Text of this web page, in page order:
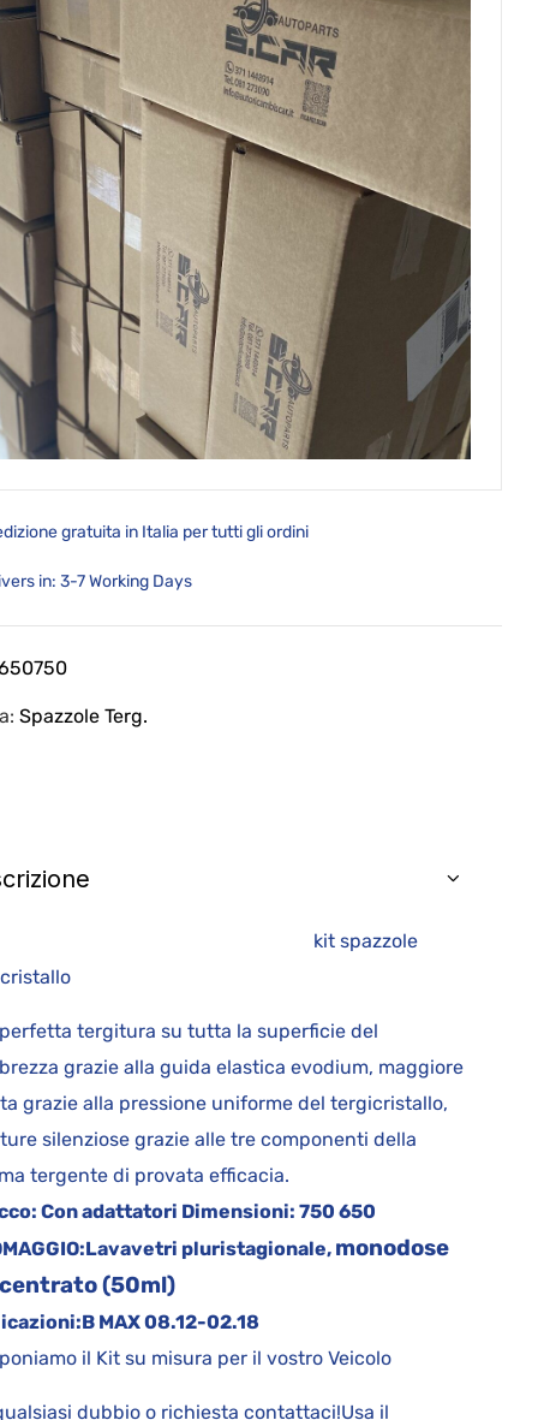
gratuita in Italia per tutti gli ordini
in: 3-7 Working Days
Spazzole Terg.
spazzole
tergitura su tutta la superficie del
grazie alla guida elastica evodium, maggiore
grazie alla pressione uniforme del tergicristallo,
silenziose grazie alle tre componenti della
tergente di provata efficacia.
Con adattatori Dimensioni:750 650
Lavavetri pluristagionale, monodose
(50ml)
B MAX08.12-02.18
il Kit su misura per il vostro Veicolo
dubbio o richiesta contattaci!Usa il